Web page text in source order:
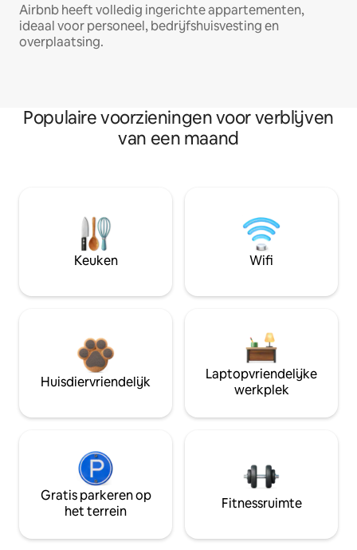
Airbnb heeft volledig ingerichte appartementen,
ideaal voor personeel, bedrijfshuisvesting en
overplaatsing.
Populaire voorzieningen voor verblijven
van een maand
Keuken Wifi
Huisdiervriendelijk
Laptopvriendelijke
werkplek
Gratis parkeren op
het terrein
Fitnessruimte